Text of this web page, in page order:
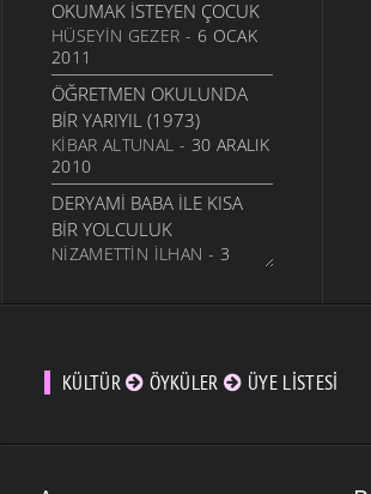
ŞIIRLER- 30 MART 2010
GERIYE DÖNMEDIN KI
ŞIIRLER- 21 MART 2010
ŞAVŞAT YOLUNDA
ŞIIRLER- 10 MART 2010
İSTANBUL GÜZELI
ŞIIRLER- 10 MART 2010
SAZLAR SUSTU
ŞIIRLER- 4 MART 2010
ŞIIRLER- 21 ŞUBAT 2010
ŞIIRLER- 15 ŞUBAT 2010
OKUMAK İSTEYEN ÇOCUK
HÜSEYIN GEZER - 6 OCAK
2011
ÖĞRETMEN OKULUNDA
BIR YARIYIL (1973)
KIBAR ALTUNAL - 30 ARALIK
2010
DERYAMI BABA İLE KISA
BIR YOLCULUK
NIZAMETTIN İLHAN - 3
KEKLIK DERESI
YAYLALAR NE ZAMAN
KIBAR ALTUNAL- 28 MAYIS
KÜLTÜR ÖYKÜLER ÜYE LISTESI